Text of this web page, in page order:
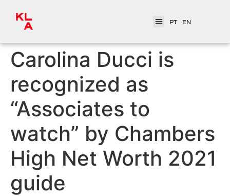
PT EN
Carolina Ducci is
recognized as
“Associates to
watch” by Chambers
High Net Worth 2021
guide